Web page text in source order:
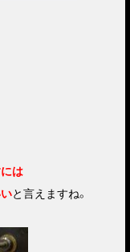
は
と言えますね。